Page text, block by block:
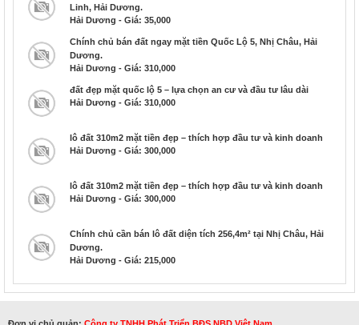
Linh, Hải Dương.
Hải Dương - Giá: 35,000
Chính chủ bán đất ngay mặt tiền Quốc Lộ 5, Nhị Châu, Hải
Dương.
Hải Dương - Giá: 310,000
đất đẹp mặt quốc lộ 5 – lựa chọn an cư và đầu tư lâu dài
Hải Dương - Giá: 310,000
lô đất 310m2 mặt tiền đẹp – thích hợp đầu tư và kinh doanh
Hải Dương - Giá: 300,000
lô đất 310m2 mặt tiền đẹp – thích hợp đầu tư và kinh doanh
Hải Dương - Giá: 300,000
Chính chủ cần bán lô đất diện tích 256,4m² tại Nhị Châu, Hải
Dương.
Hải Dương - Giá: 215,000